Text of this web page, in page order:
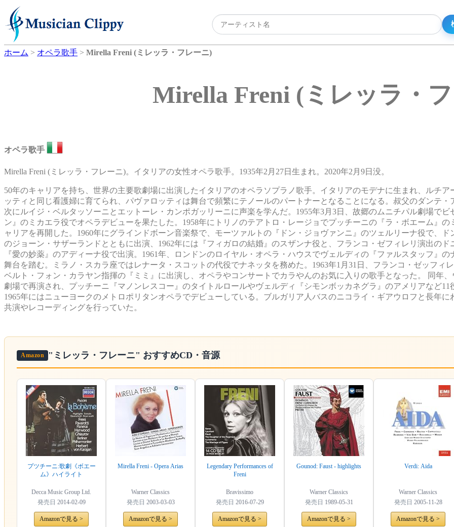
ホーム > オペラ歌手 > Mirella Freni (ミレッラ・フレーニ)
Mirella Freni (ミレッラ・
オペラ歌手
Mirella Freni (ミレッラ・フレーニ)。イタリアの女性オペラ歌手。1935年2月27日生まれ。2020年2月9日没。
50年のキャリアを持ち、世界の主要歌劇場に出演したイタリアのオペラソプラノ歌手。イタリアのモデナに生まれ、ルチア
ッティと同じ看護婦に育てられ、パヴァロッティは舞台で頻繁にテノールのパートナーとなることになる。叔父のダンテ・
次にルイジ・ベルタッソーニとエットーレ・カンポガッリーニに声楽を学んだ。1955年3月3日、故郷のムニチパル劇場でビ
ン』のミカエラ役でオペラデビューを果たした。1958年にトリノのテアトロ・レージョでプッチーニの『ラ・ボエーム』の
ャリアを再開した。1960年にグラインドボーン音楽祭で、モーツァルトの『ドン・ジョヴァンニ』のツェルリーナ役で、ド
のジョーン・サザーランドとともに出演、1962年には『フィガロの結婚』のスザンナ役と、フランコ・ゼフィレリ演出のド
『愛の妙薬』のアディーナ役で出演。1961年、ロンドンのロイヤル・オペラ・ハウスでヴェルディの『ファルスタッフ』の
舞台を踏む。ミラノ・スカラ座ではレナータ・スコットの代役でナネッタを務めた。1963年1月31日、フランコ・ゼッフィ
ベルト・フォン・カラヤン指揮の『ミミ』に出演し、オペラやコンサートでカラやんのお気に入りの歌手となった。 同年
劇場で再演され、プッチーニ『マノンレスコー』のタイトルロールやヴェルディ『シモンボッカネグラ』のアメリアなど11
1965年にはニューヨークのメトロポリタンオペラでデビューしている。ブルガリア人バスのニコライ・ギアウロフと長年に
共演やレコーディングを行っていた。
Amazon "ミレッラ・フレーニ" おすすめCD・音源
プツチーニ:歌劇《ボエー
ム》ハイライト
Decca Music Group Ltd.
発売日 2014-02-09
Amazonで見る >
Mirella Freni - Opera Arias
Warner Classics
発売日 2003-03-03
Amazonで見る >
Legendary Performances of
Freni
Bravissimo
発売日 2016-07-29
Amazonで見る >
Gounod: Faust - highlights
Warner Classics
発売日 1989-05-31
Amazonで見る >
Verdi: Aida
Warner Classics
発売日 2005-11-28
Amazonで見る >